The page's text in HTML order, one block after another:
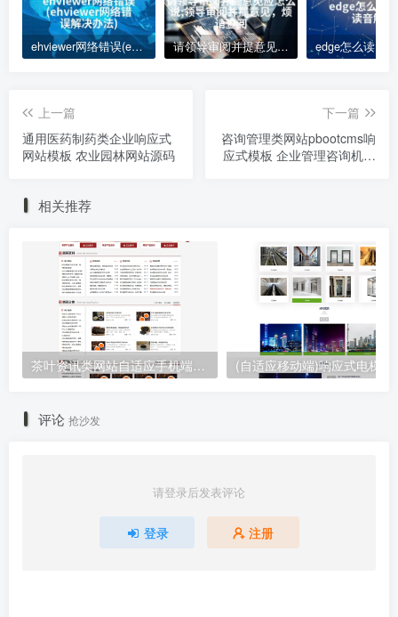
ehviewer网络错误(ehviewer网络错误解决办法) 请领导审阅并提意见应怎么说;领导审阅并提意见，烦请查阅
上一篇
通用医药制药类企业响应式
网站模板 农业园林网站源码
下一篇
咨询管理类网站pbootcms响
应式模板 企业管理咨询机构
相关推荐
茶叶资讯类网站自适应手机端pbootcms模板 茶叶产品茶叶知识信息网站源码下载
评论 抢沙发
请登录后发表评论
登录 注册